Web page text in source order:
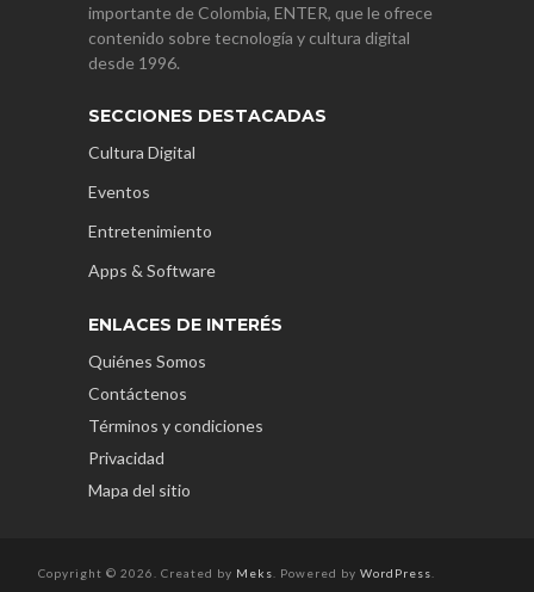
importante de Colombia, ENTER, que le ofrece
contenido sobre tecnología y cultura digital
desde 1996.
SECCIONES DESTACADAS
Cultura Digital
Eventos
Entretenimiento
Apps & Software
ENLACES DE INTERÉS
Quiénes Somos
Contáctenos
Términos y condiciones
Privacidad
Mapa del sitio
Copyright © 2026. Created by Meks . Powered by WordPress